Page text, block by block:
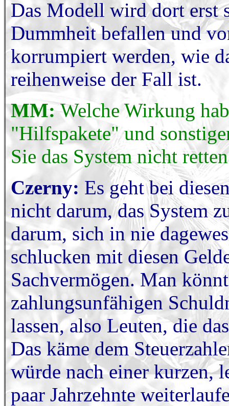
Das Modell wird dort erst
Dummheit befallen und
korrumpiert werden, wie
reihenweise der Fall ist.
MM:Welche Wirkung
"Hilfspakete" und
Sie das System nicht
Czerny: Es geht bei
nicht darum, das System
darum, sich in nie
schlucken mit diesen
Sachvermögen. Man
zahlungsunfähigen
lassen, also Leuten, die
Das käme dem
würde nach einer kurzen,
paar Jahrzehnte